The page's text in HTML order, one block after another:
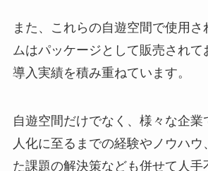
また、これらの自遊空間で使用さ
ムはパッケージとして販売され
導入実績を積み重ねています。
自遊空間だけでなく、様々な企業
人化に至るまでの経験やノウハウ
た課題の解決策なども併せて人手